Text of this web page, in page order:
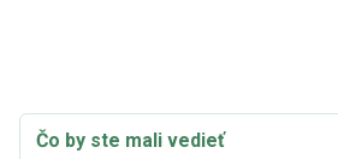
Čo by ste mali vedieť